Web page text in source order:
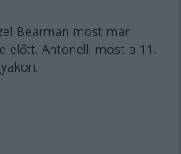
Bearman most már
előtt. Antonelli most a 11.